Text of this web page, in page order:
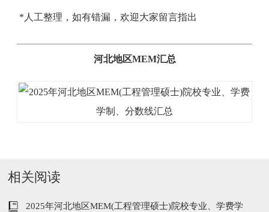
*人工整理，如有错漏，欢迎大家留言指出
河北地区MEM汇总
相关阅读
2025年河北地区MEM(工程管理硕士)院校专业、学费学